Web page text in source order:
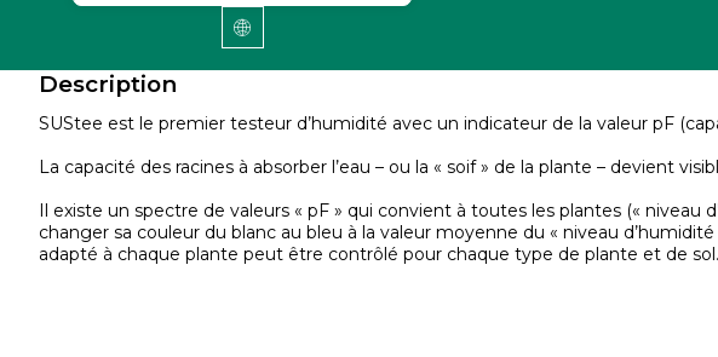
Description
SUStee est le premier testeur d’humidité avec un indicateur de la valeur pF
La capacité des racines à absorber l’eau – ou la « soif » de la plante – devient
Il existe un spectre de valeurs « pF » qui convient à toutes les plantes (« niveau
changer sa couleur du blanc au bleu à la valeur moyenne du « niveau
adapté à chaque plante peut être contrôlé pour chaque type de plante et de sol.